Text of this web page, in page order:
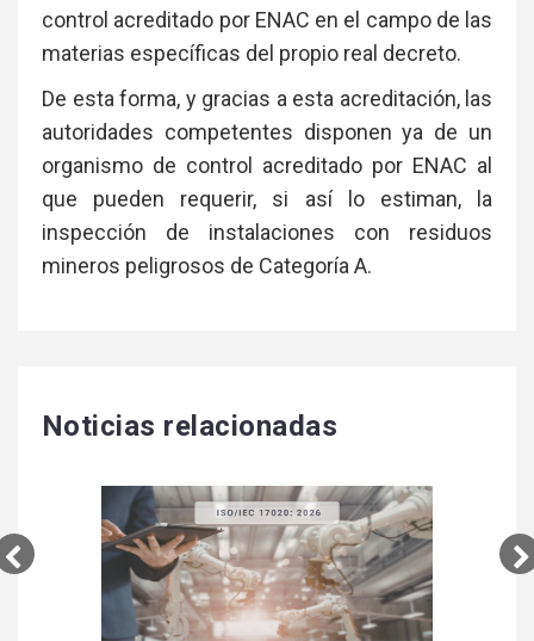
control acreditado por ENAC en el campo de las
materias específicas del propio real decreto.
De esta forma, y gracias a esta acreditación, las
autoridades competentes disponen ya de un
organismo de control acreditado por ENAC al
que pueden requerir, si así lo estiman, la
inspección de instalaciones con residuos
mineros peligrosos de Categoría A.
Noticias relacionadas